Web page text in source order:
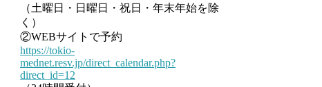
（土曜日・日曜日・祝日・年末年始を除
く）
②WEBサイトで予約
https://tokio-
mednet.resv.jp/direct_calendar.php?
direct_id=12